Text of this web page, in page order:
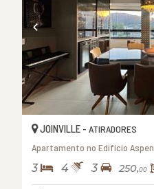
JOINVILLE - ATIRADORES
Apartamento no Edifício Aspen
3 4 3 250,00